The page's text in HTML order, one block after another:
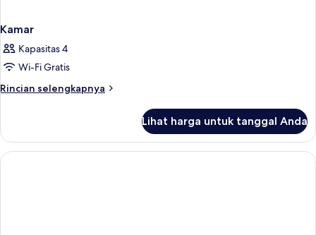
Kamar
Kapasitas 4
Wi-Fi Gratis
Rincian selengkapnya
Rincian
Kamar
Lihat harga untuk tanggal Anda